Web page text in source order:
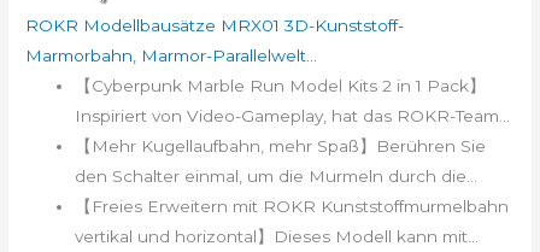
ROKR Modellbausätze MRX01 3D-Kunststoff-
Marmorbahn, Marmor-Parallelwelt...
【Cyberpunk Marble Run Model Kits 2 in 1 Pack】
Inspiriert von Video-Gameplay, hat das ROKR-Team...
【Mehr Kugellaufbahn, mehr Spaß】Berühren Sie
den Schalter einmal, um die Murmeln durch die...
【Freies Erweitern mit ROKR Kunststoffmurmelbahn
vertikal und horizontal】Dieses Modell kann mit...